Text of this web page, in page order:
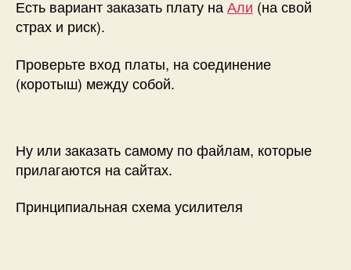
Есть вариант заказать плату наАли (на свой
страх и риск).
Проверьте вход платы, на соединение
(коротыш) между собой.
Ну или заказать самому по файлам, которые
прилагаются на сайтах.
Принципиальная схема усилителя